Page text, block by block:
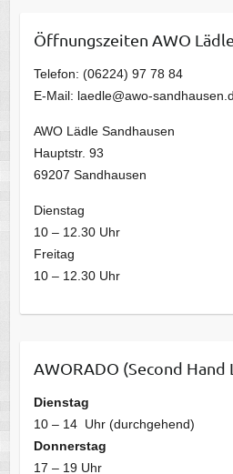
Öffnungszeiten AWO Lädle
Telefon: (06224) 97 78 84
E-Mail: laedle@awo-
AWO Lädle Sandhausen
Hauptstr. 93
69207 Sandhausen
Dienstag
10 – 12.30 Uhr
Freitag
10 – 12.30 Uhr
AWORADO (Second Hand
Dienstag
10 – 14 Uhr (durchgehend)
Donnerstag
17 – 19 Uhr